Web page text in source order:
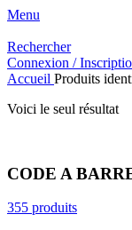
Menu
Rechercher
Connexion /
Accueil Produits
Voici le seul résultat
CODE A
355 produits